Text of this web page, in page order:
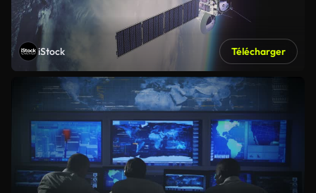
iStock Télécharger